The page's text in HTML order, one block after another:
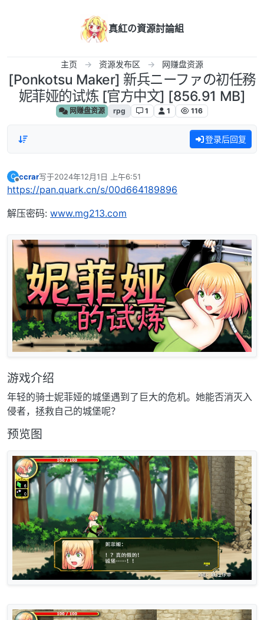
真紅の資源討論組
主页 资源发布区 网赚盘资源
[Ponkotsu Maker] 新兵ニーファの初任務
妮菲娅的试炼 [官方中文] [856.91 MB]
网赚盘资源 rpg 1 1 116
登录后回复
C
离线
ccrar写于2024年12月1日 上午6:51
最后由 编辑
https://pan.quark.cn/s/00d664189896
解压密码: www.mg213.com
游戏介绍
年轻的骑士妮菲娅的城堡遇到了巨大的危机。她能否消灭入
侵者，拯救自己的城堡呢？
预览图